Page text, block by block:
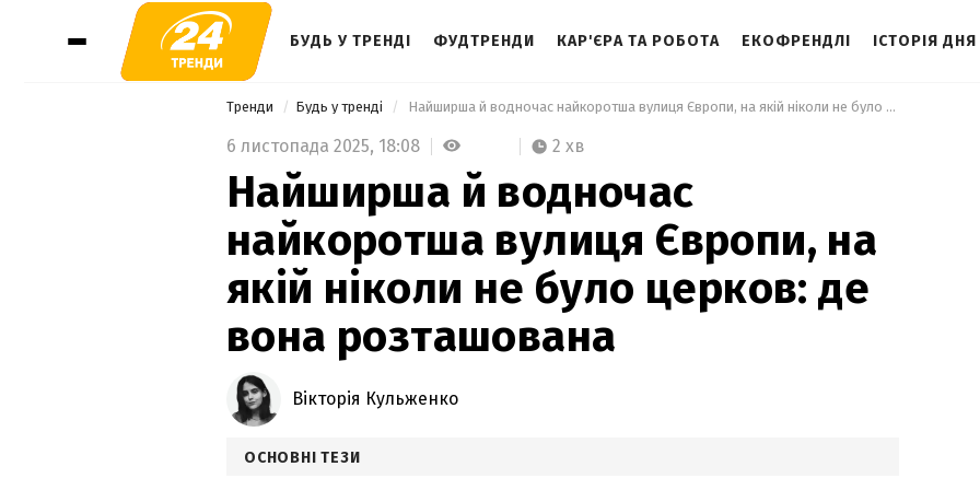
БУДЬ У ТРЕНДІ ФУДТРЕНДИ КАР'ЄРА ТА РОБОТА ЕКОФРЕНДЛІ ІСТОРІЯ ДНЯ
Тренди Будь у тренді Найширша й водночас найкоротша вулиця Європи, на якій ніколи не було церков: де вона розташована
6 листопада 2025, 18:08 2 хв
Найширша й водночас
найкоротша вулиця Європи, на
якій ніколи не було церков: де
вона розташована
Вікторія Кульженко
ОСНОВНІ ТЕЗИ